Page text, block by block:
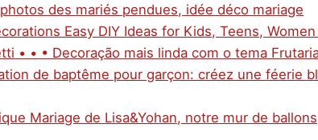
des mariés pendues, idée déco mariage
Easy DIY Ideas for Kids, Teens,
• • • Decoração mais linda com o tema
de baptême pour garçon: créez une féerie
Mariage de Lisa&Yohan, notre mur de ballons